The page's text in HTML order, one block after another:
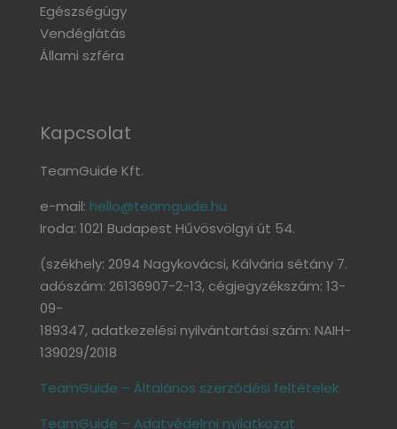
Egészségügy
Vendéglátás
Állami szféra
Kapcsolat
TeamGuide Kft.
e-mail: hello@teamguide.hu
Iroda: 1021 Budapest Hűvösvölgyi út 54.
(székhely: 2094 Nagykovácsi, Kálvária sétány 7.
adószám: 26136907-2-13, cégjegyzékszám: 13-
09-
189347, adatkezelési nyilvántartási szám: NAIH-
139029/2018
TeamGuide – Általános szerződési feltételek
TeamGuide – Adatvédelmi nyilatkozat